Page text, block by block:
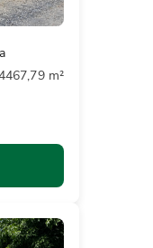
m²